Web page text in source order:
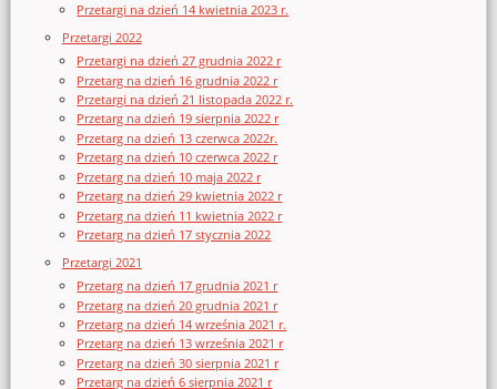
Przetargi na dzień 14 kwietnia 2023 r.
Przetargi 2022
Przetargi na dzień 27 grudnia 2022 r
Przetarg na dzień 16 grudnia 2022 r
Przetargi na dzień 21 listopada 2022 r.
Przetarg na dzień 19 sierpnia 2022 r
Przetarg na dzień 13 czerwca 2022r.
Przetarg na dzień 10 czerwca 2022 r
Przetarg na dzień 10 maja 2022 r
Przetarg na dzień 29 kwietnia 2022 r
Przetarg na dzień 11 kwietnia 2022 r
Przetarg na dzień 17 stycznia 2022
Przetargi 2021
Przetarg na dzień 17 grudnia 2021 r
Przetarg na dzień 20 grudnia 2021 r
Przetarg na dzień 14 września 2021 r.
Przetarg na dzień 13 września 2021 r
Przetarg na dzień 30 sierpnia 2021 r
Przetarg na dzień 6 sierpnia 2021 r